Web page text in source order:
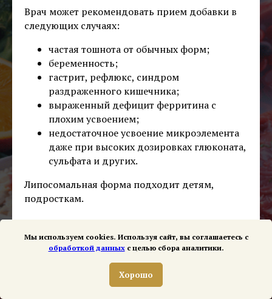
Врач может рекомендовать прием добавки в
следующих случаях:
частая тошнота от обычных форм;
беременность;
гастрит, рефлюкс, синдром
раздраженного кишечника;
выраженный дефицит ферритина с
плохим усвоением;
недостаточное усвоение микроэлемента
даже при высоких дозировках глюконата,
сульфата и других.
Липосомальная форма подходит детям,
подросткам.
Мы используем cookies. Используя сайт, вы соглашаетесь с
обработкой данныхс целью сбора аналитики.
Хорошо